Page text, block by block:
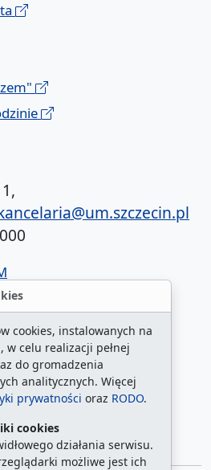
cookies, instalowanych na
w celu realizacji pełnej
do gromadzenia
analitycznych. Więcej
prywatności oraz RODO.
cookies
działania serwisu.
możliwe jest ich
w ETR